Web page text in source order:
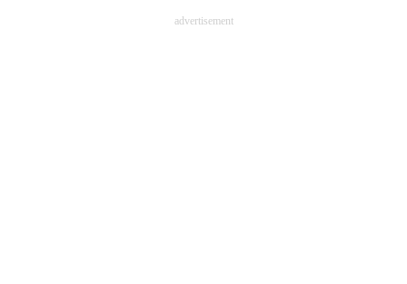
advertisement